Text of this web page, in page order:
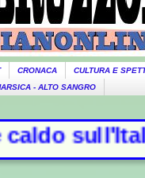
CRONACA
CULTURA E
- ALTO SANGRO